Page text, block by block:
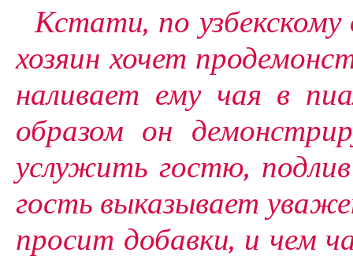
Кстати, по
хозяин хочет
наливает ему чая в
образом он
услужить гостю,
гость выказывает
просит добавки, и чем